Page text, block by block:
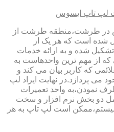
لپ تاپ ایسوس
در طرشت،منطقه طرشت از
شده است که هر یک از
شده و به ارائه خدمات
که از مهم ترین واحدهاست به
که کاربر بیان می کند و
می پردازد.در نهایت ایراد لپ
نمودن،به واحد تعمیرات
دو بخش نرم افزار و سخت
سیستم،ممکن است لپ تاپ به هر